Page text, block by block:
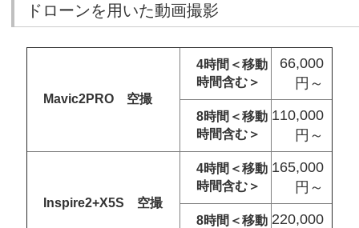
ドローンを用いた動画撮影
Mavic2PRO 空撮
4時間＜移動
時間含む＞
66,000
円～
8時間＜移動
時間含む＞
110,000
円～
Inspire2+X5S 空撮
4時間＜移動
時間含む＞
165,000
円～
8時間＜移動 220,000